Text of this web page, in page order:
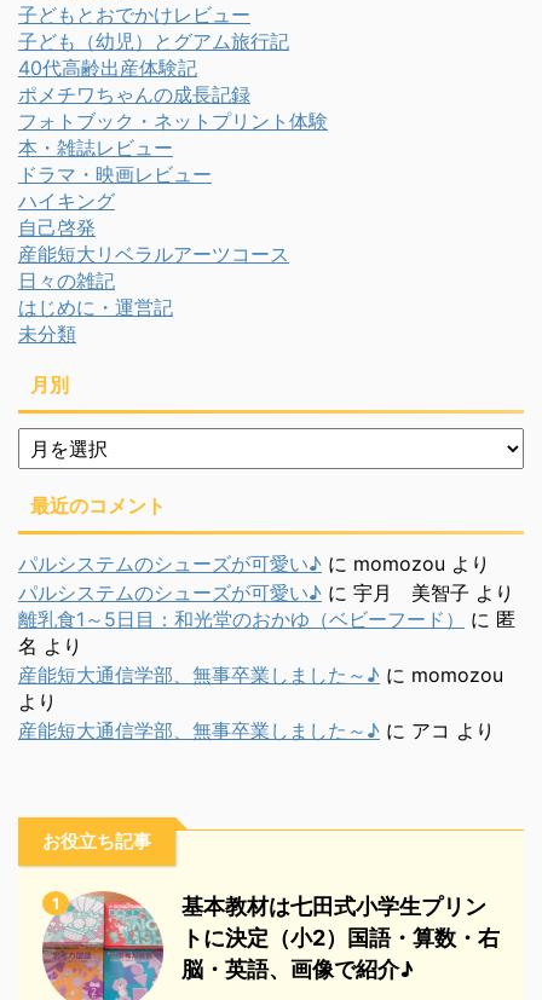
子どもとおでかけレビュー
子ども（幼児）とグアム旅行記
40代高齢出産体験記
ポメチワちゃんの成長記録
フォトブック・ネットプリント体験
本・雑誌レビュー
ドラマ・映画レビュー
ハイキング
自己啓発
産能短大リベラルアーツコース
日々の雑記
はじめに・運営記
未分類
月別
月
別
最近のコメント
パルシステムのシューズが可愛い♪ に momozou より
パルシステムのシューズが可愛い♪ に 宇月 美智子 より
離乳食1～5日目：和光堂のおかゆ（ベビーフード）
に 匿
名 より
産能短大通信学部、無事卒業しました～♪ に momozou
より
産能短大通信学部、無事卒業しました～♪ に アコ より
お役立ち記事
1
基本教材は七田式小学生プリン
トに決定（小2）国語・算数・右
脳・英語、画像で紹介♪